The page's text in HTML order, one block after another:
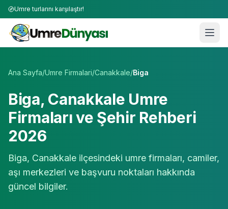
Umre turlarını karşılaştır!
Ana Sayfa/Umre Firmalari/Canakkale/Biga
Biga, Canakkale Umre
Firmaları ve Şehir Rehberi
2026
Biga, Canakkale ilçesindeki umre firmaları, camiler,
aşı merkezleri ve başvuru noktaları hakkında
güncel bilgiler.